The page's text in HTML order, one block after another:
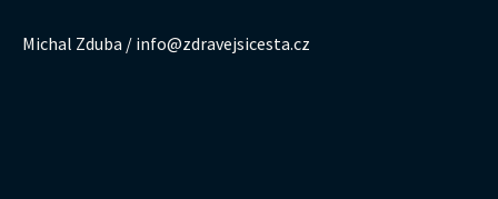
Michal Zduba / info@zdravejsicesta.cz